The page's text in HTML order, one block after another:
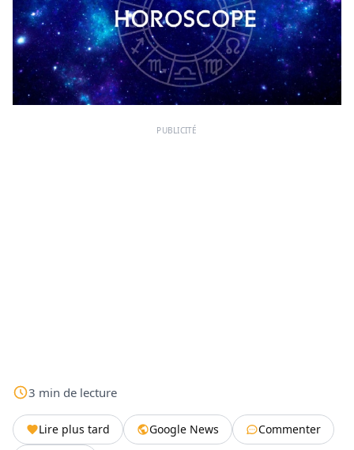
PUBLICITÉ
3 min de lecture
Lire plus tard Google News
Commenter